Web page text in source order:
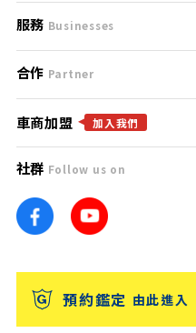
服務條款
免責聲明
隱私權政策
團隊
車訊網
台灣優良中古車商大獎
支援中心
聯絡我們
服務 Businesses
什麼是Goo鑑定？
找好車
找好店
找海外車
消費者評價
合作 Partner
合作夥伴
廣告合作
車商加盟 加入我們
社群 Follow us on
預約鑑定 由此進入